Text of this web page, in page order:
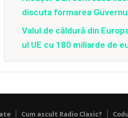
discuta formarea
Valul de căldură din
ul UE cu 180 miliarde de
Cum ascult Radio Clasic?